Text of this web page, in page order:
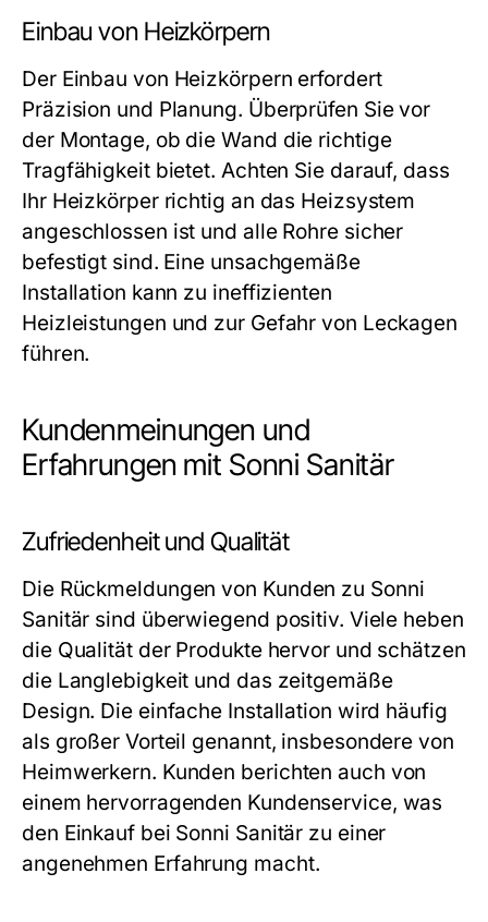
Einbau von Heizkörpern
Der Einbau von Heizkörpern erfordert
Präzision und Planung. Überprüfen Sie vor
der Montage, ob die Wand die richtige
Tragfähigkeit bietet. Achten Sie darauf, dass
Ihr Heizkörper richtig an das Heizsystem
angeschlossen ist und alle Rohre sicher
befestigt sind. Eine unsachgemäße
Installation kann zu ineffizienten
Heizleistungen und zur Gefahr von Leckagen
führen.
Kundenmeinungen und
Erfahrungen mit Sonni Sanitär
Zufriedenheit und Qualität
Die Rückmeldungen von Kunden zu Sonni
Sanitär sind überwiegend positiv. Viele heben
die Qualität der Produkte hervor und schätzen
die Langlebigkeit und das zeitgemäße
Design. Die einfache Installation wird häufig
als großer Vorteil genannt, insbesondere von
Heimwerkern. Kunden berichten auch von
einem hervorragenden Kundenservice, was
den Einkauf bei Sonni Sanitär zu einer
angenehmen Erfahrung macht.